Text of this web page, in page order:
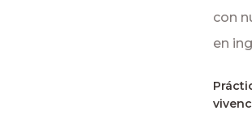
con
en